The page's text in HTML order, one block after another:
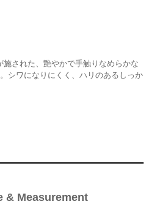
施された、艶やかで手触りなめらかな
シワになりにくく、ハリのあるしっか
& Measurement